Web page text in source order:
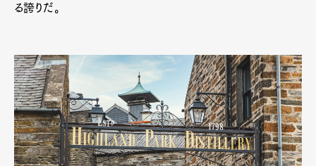
る誇りだ。